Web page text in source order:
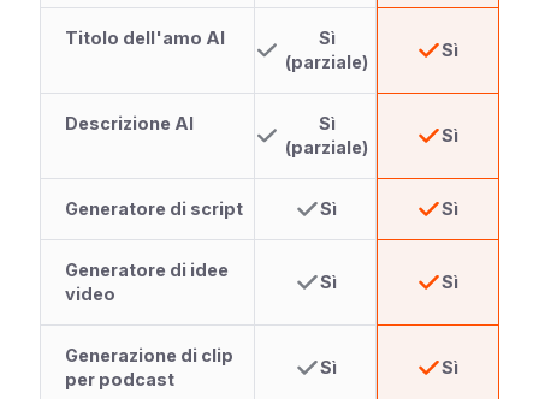
Titolo dell'amo AI
Sì
(parziale)
Sì
Descrizione AI
Sì
(parziale)
Sì
Generatore di script Sì Sì
Generatore di idee
video
Sì Sì
Generazione di clip
per podcast
Sì Sì